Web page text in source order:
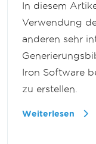
In diesem
Verwendung
anderen sehr
Iron Software
zu erstellen.
Weiterlesen